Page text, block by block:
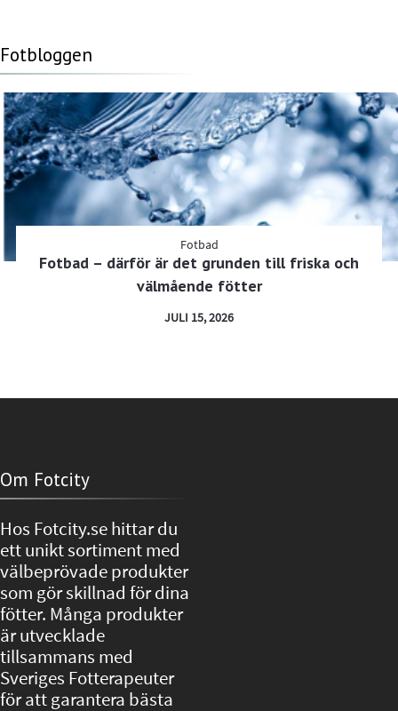
Fotbloggen
Fotbad
Fotbad – därför är det grunden till friska och
välmående fötter
JULI 15, 2026
Om Fotcity
Hos Fotcity.se hittar du
ett unikt sortiment med
välbeprövade produkter
som gör skillnad för dina
fötter. Många produkter
är utvecklade
tillsammans med
Sveriges Fotterapeuter
för att garantera bästa